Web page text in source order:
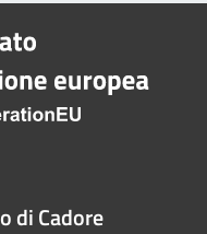
di Cadore